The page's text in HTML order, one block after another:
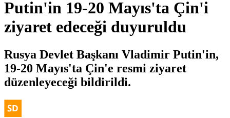
Putin'in 19-20 Mayıs'ta Çin'i
ziyaret edeceği duyuruldu
Rusya Devlet Başkanı Vladimir Putin'in,
19-20 Mayıs'ta Çin'e resmi ziyaret
düzenleyeceği bildirildi.